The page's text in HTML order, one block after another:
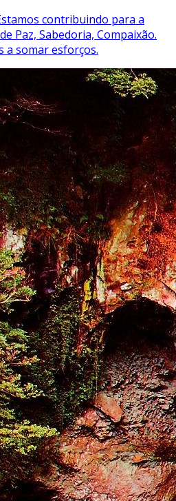
contribuindo para a
Paz, Sabedoria, Compaixão.
a somar esforços.